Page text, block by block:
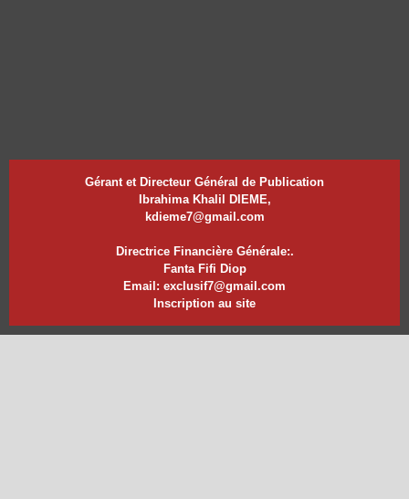
Gérant et Directeur Général de Publication
Ibrahima Khalil DIEME,
kdieme7@gmail.com
Directrice Financière Générale:.
Fanta Fifi Diop
Email: exclusif7@gmail.com
Inscription au site